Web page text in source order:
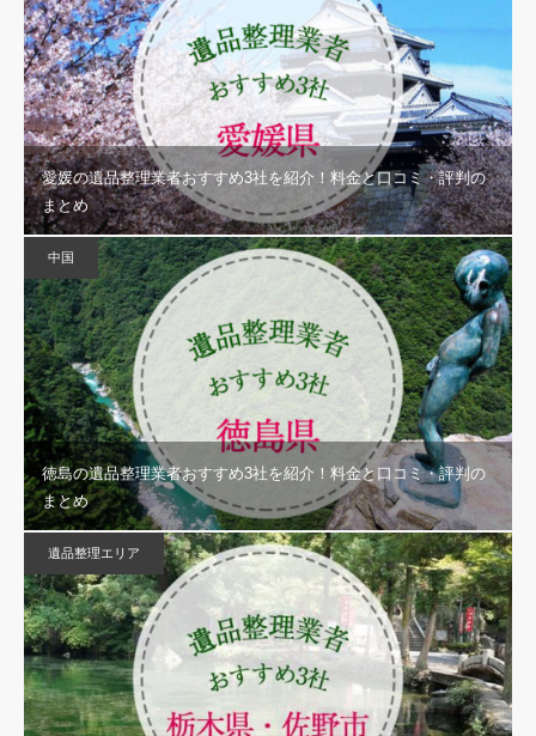
愛媛の遺品整理業者おすすめ3社を紹介！料金と口コミ・評判の
まとめ
中国
徳島の遺品整理業者おすすめ3社を紹介！料金と口コミ・評判の
まとめ
遺品整理エリア